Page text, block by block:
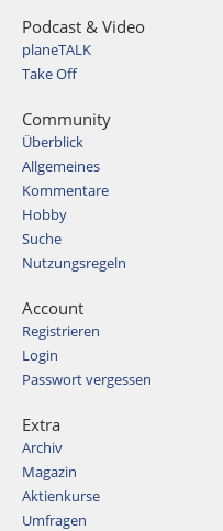
Podcast & Video
planeTALK
Take Off
Community
Überblick
Allgemeines
Kommentare
Hobby
Suche
Nutzungsregeln
Account
Registrieren
Login
Passwort vergessen
Extra
Archiv
Magazin
Aktienkurse
Umfragen